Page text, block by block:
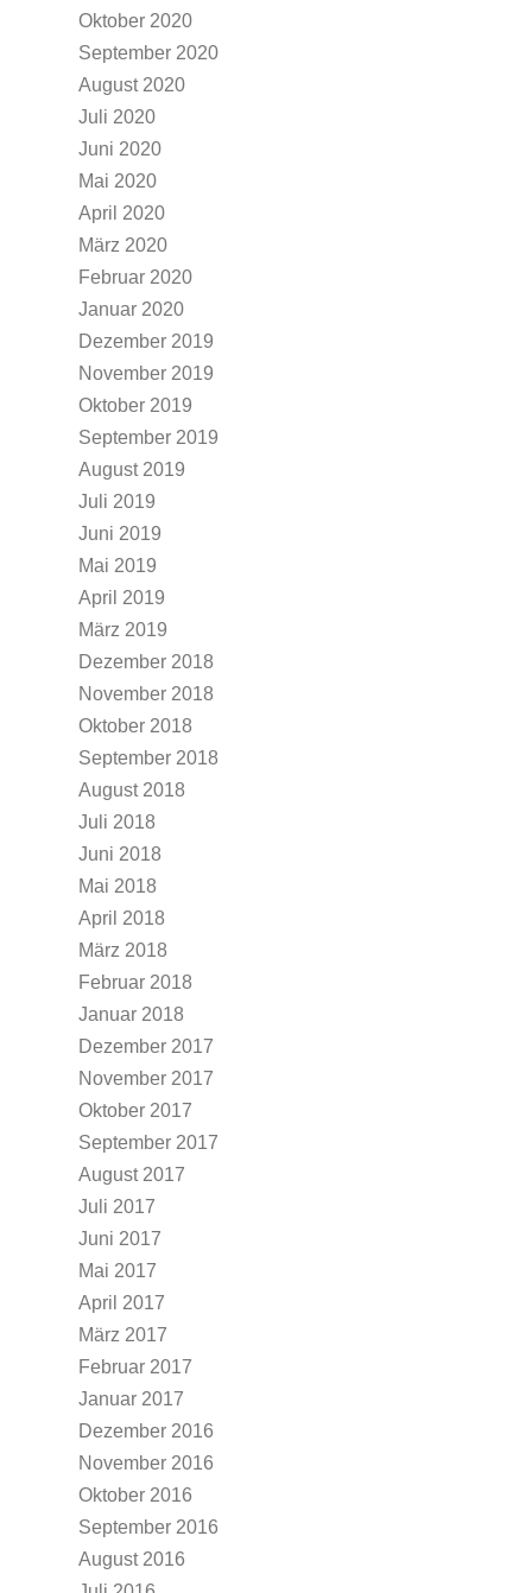
Oktober 2020
September 2020
August 2020
Juli 2020
Juni 2020
Mai 2020
April 2020
März 2020
Februar 2020
Januar 2020
Dezember 2019
November 2019
Oktober 2019
September 2019
August 2019
Juli 2019
Juni 2019
Mai 2019
April 2019
März 2019
Dezember 2018
November 2018
Oktober 2018
September 2018
August 2018
Juli 2018
Juni 2018
Mai 2018
April 2018
März 2018
Februar 2018
Januar 2018
Dezember 2017
November 2017
Oktober 2017
September 2017
August 2017
Juli 2017
Juni 2017
Mai 2017
April 2017
März 2017
Februar 2017
Januar 2017
Dezember 2016
November 2016
Oktober 2016
September 2016
August 2016